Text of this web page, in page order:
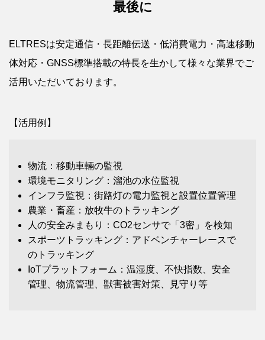
最後に
ELTRESは安定通信・長距離伝送・低消費電力・高速移動
体対応・GNSS標準搭載の特長を生かして様々な業界でご
活用いただいております。
【活用例】
物流：移動車輛の監視
環境モニタリング：溜池の水位監視
インフラ監視：街路灯の電力監視と設置位置管理
農業・畜産：放牧牛のトラッキング
人の安全みまもり：CO2センサで「3密」を検知
スポーツトラッキング：アドベンチャーレースで
のトラッキング
IoTプラットフォーム：温湿度、不快指数、安全
管理、物流管理、獣害被害対策、見守り等